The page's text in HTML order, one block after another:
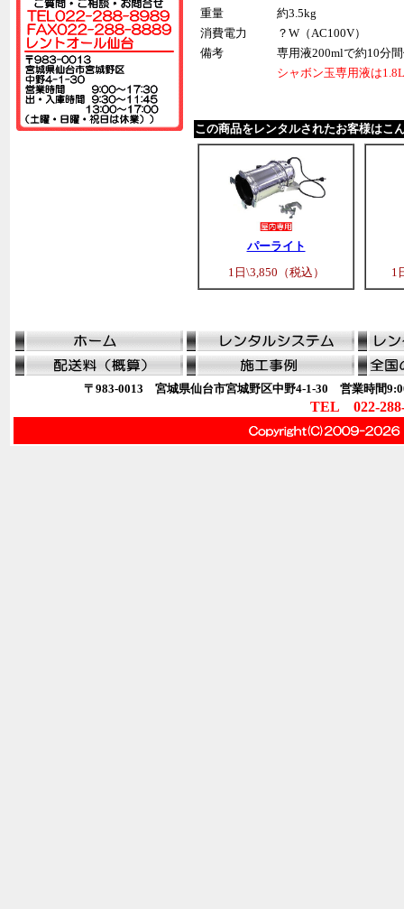
重量
約3.5kg
消費電力
？W（AC100V）
備考
専用液200mlで約10分
シャボン玉専用液は
この商品をレンタルされたお客様はこ
パーライト
1日\3,850（税込）
1
〒983-0013 宮城県仙台市宮城野区中野4-1-30 営業時間
TEL 022-